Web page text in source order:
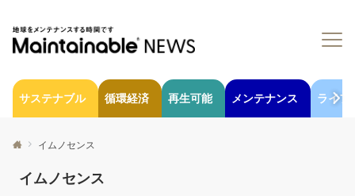
サステナブル 循環経済 再生可能 メンテナンス ライフ
イムノセンス
イムノセンス